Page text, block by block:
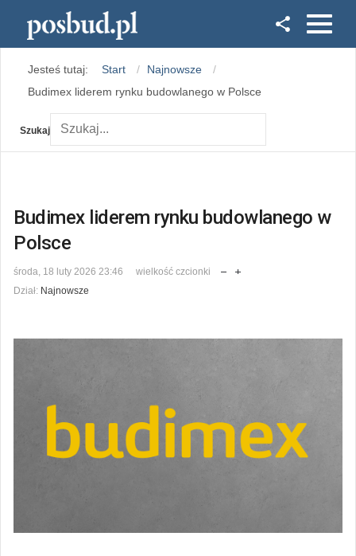
Instagram
Jesteś tutaj: Start
Najnowsze
Budimex liderem rynku budowlanego w Polsce
Szukaj
Budimex liderem rynku budowlanego w
Polsce
środa, 18 luty 2026 23:46
wielkość czcionki
Dział: Najnowsze